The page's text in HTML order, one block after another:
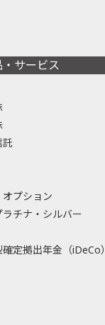
・サービス
託
プション
ラチナ・シルバー
定拠出年金（iDeCo）